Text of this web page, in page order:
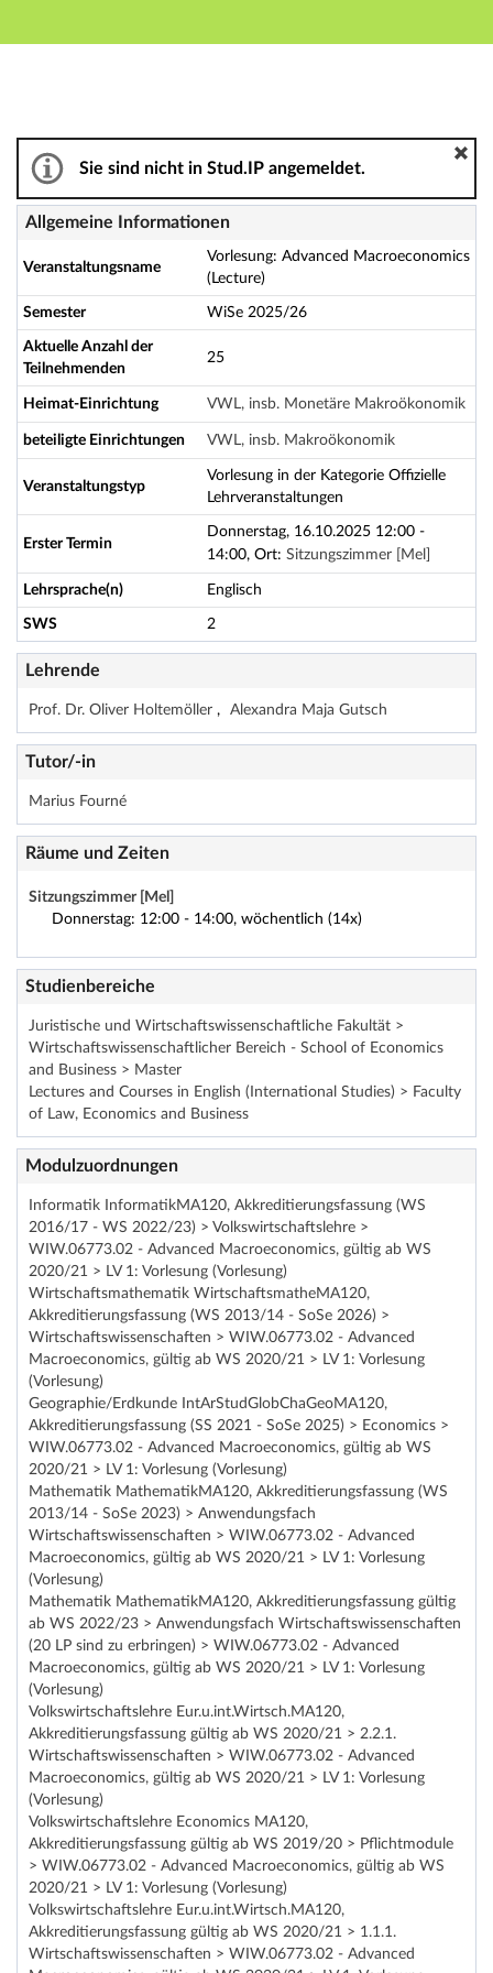
Hauptnavigation
Vorlesung: Advanced Macroeconomics (Lecture) -
Sie sind nicht in Stud.IP angemeldet.
Allgemeine Informationen
Veranstaltungsname
Vorlesung: Advanced Macroeconomics
(Lecture)
Semester WiSe 2025/26
Aktuelle Anzahl der
Teilnehmenden
25
Heimat-Einrichtung VWL, insb. Monetäre Makroökonomik
beteiligte Einrichtungen VWL, insb. Makroökonomik
Veranstaltungstyp
Vorlesung in der Kategorie Offizielle
Lehrveranstaltungen
Erster Termin
Donnerstag, 16.10.2025 12:00 -
14:00, Ort: Sitzungszimmer [Mel]
Lehrsprache(n) Englisch
SWS 2
Lehrende
Prof. Dr. Oliver Holtemöller Alexandra Maja Gutsch
Tutor/-in
Marius Fourné
Räume und Zeiten
Sitzungszimmer [Mel]
Donnerstag: 12:00 - 14:00, wöchentlich (14x)
Studienbereiche
Juristische und Wirtschaftswissenschaftliche Fakultät >
Wirtschaftswissenschaftlicher Bereich - School of Economics
and Business > Master
Lectures and Courses in English (International Studies) > Faculty
of Law, Economics and Business
Modulzuordnungen
Informatik InformatikMA120, Akkreditierungsfassung (WS
2016/17 - WS 2022/23) > Volkswirtschaftslehre >
WIW.06773.02 - Advanced Macroeconomics, gültig ab WS
2020/21 > LV 1: Vorlesung (Vorlesung)
Wirtschaftsmathematik WirtschaftsmatheMA120,
Akkreditierungsfassung (WS 2013/14 - SoSe 2026) >
Wirtschaftswissenschaften > WIW.06773.02 - Advanced
Macroeconomics, gültig ab WS 2020/21 > LV 1: Vorlesung
(Vorlesung)
Geographie/Erdkunde IntArStudGlobChaGeoMA120,
Akkreditierungsfassung (SS 2021 - SoSe 2025) > Economics >
WIW.06773.02 - Advanced Macroeconomics, gültig ab WS
2020/21 > LV 1: Vorlesung (Vorlesung)
Mathematik MathematikMA120, Akkreditierungsfassung (WS
2013/14 - SoSe 2023) > Anwendungsfach
Wirtschaftswissenschaften > WIW.06773.02 - Advanced
Macroeconomics, gültig ab WS 2020/21 > LV 1: Vorlesung
(Vorlesung)
Mathematik MathematikMA120, Akkreditierungsfassung gültig
ab WS 2022/23 > Anwendungsfach Wirtschaftswissenschaften
(20 LP sind zu erbringen) > WIW.06773.02 - Advanced
Macroeconomics, gültig ab WS 2020/21 > LV 1: Vorlesung
(Vorlesung)
Volkswirtschaftslehre Eur.u.int.Wirtsch.MA120,
Akkreditierungsfassung gültig ab WS 2020/21 > 2.2.1.
Wirtschaftswissenschaften > WIW.06773.02 - Advanced
Macroeconomics, gültig ab WS 2020/21 > LV 1: Vorlesung
(Vorlesung)
Volkswirtschaftslehre Economics MA120,
Akkreditierungsfassung gültig ab WS 2019/20 > Pflichtmodule
> WIW.06773.02 - Advanced Macroeconomics, gültig ab WS
2020/21 > LV 1: Vorlesung (Vorlesung)
Volkswirtschaftslehre Eur.u.int.Wirtsch.MA120,
Akkreditierungsfassung gültig ab WS 2020/21 > 1.1.1.
Wirtschaftswissenschaften > WIW.06773.02 - Advanced